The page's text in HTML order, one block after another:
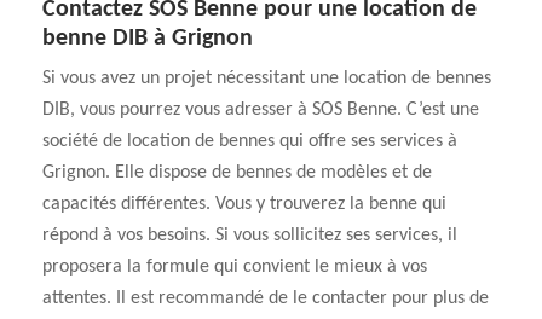
Contactez SOS Benne pour une location de
benne DIB à Grignon
Si vous avez un projet nécessitant une location de bennes
DIB, vous pourrez vous adresser à SOS Benne. C’est une
société de location de bennes qui offre ses services à
Grignon. Elle dispose de bennes de modèles et de
capacités différentes. Vous y trouverez la benne qui
répond à vos besoins. Si vous sollicitez ses services, il
proposera la formule qui convient le mieux à vos
attentes. Il est recommandé de le contacter pour plus de